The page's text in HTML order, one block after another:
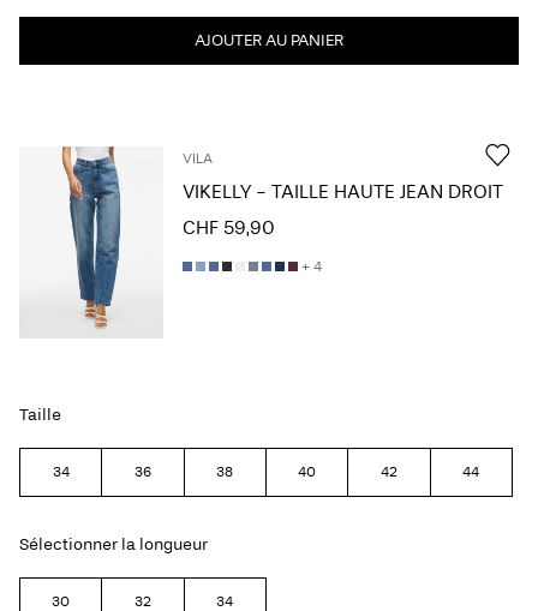
AJOUTER AU PANIER
VILA
VIKELLY - TAILLE HAUTE JEAN DROIT
CHF 59,90
+ 4
Taille
34 36 38 40 42 44
Sélectionner la longueur
30 32 34